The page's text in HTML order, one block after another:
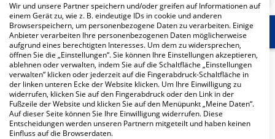
Start Für die Klinik Mehr Informationen
Herzlich Willkommen
MEDICUS-MVZ Ärztezentrum in der Sinner Weg 7 ist ein
medizinisches Versorgungszentrum in Frankfurt.
Wir und unsere Partner speichern und/oder greifen auf Informationen auf
einem Gerät zu, wie z. B. eindeutige IDs in cookie und anderen
Browserspeichern, um personenbezogene Daten zu verarbeiten. Einige
Anbieter verarbeiten Ihre personenbezogenen Daten möglicherweise
aufgrund eines berechtigten Interesses. Um dem zu widersprechen,
öffnen Sie die „Einstellungen“. Sie können Ihre Einstellungen akzeptieren,
ablehnen oder verwalten, indem Sie auf die Schaltfläche „Einstellungen
verwalten“ klicken oder jederzeit auf die Fingerabdruck-Schaltfläche in
der linken unteren Ecke der Website klicken. Um Ihre Einwilligung zu
widerrufen, klicken Sie auf den Fingerabdruck oder den Link in der
Fußzeile der Website und klicken Sie auf den Menüpunkt „Meine Daten“.
Auf dieser Seite können Sie Ihre Einwilligung widerrufen. Diese
Entscheidungen werden unseren Partnern mitgeteilt und haben keinen
Einfluss auf die Browserdaten.